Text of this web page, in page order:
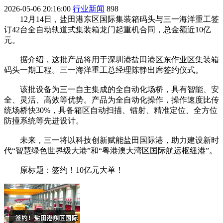
2026-05-06 20:16:00 行业新闻 898
12月14日，盐田港东区国际集装箱码头与三一海洋重工签
订42台全自动轨道式集装箱龙门起重机合同，总金额近10亿
元。
据介绍，这批产品将用于深圳港盐田港区东作业区集装箱
码头一期工程。三一海洋重工总经理陈静出席签约仪式。
该批设备为三一自主集成的全自动化场桥，具有智能、安
全、灵活、高效等优势。产品为全自动化操作，操作速度比传
统场桥快30%，具备箱区自动扫描、镭射、精准定位、全方位
防撞系统等先进设计。
未来，三一将以科技创新赋能盐田国际港，助力建设新时
代“智慧绿色世界级大港”和“粤港澳大湾区国际航运枢纽港”。
原标题：签约！10亿元大单！